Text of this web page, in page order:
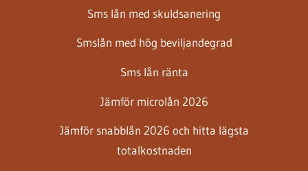
Sms lån med skuldsanering
Smslån med hög beviljandegrad
Sms lån ränta
Jämför microlån 2026
Jämför snabblån 2026 och hitta lägsta
totalkostnaden